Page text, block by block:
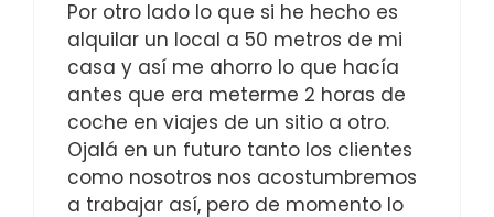
Por otro lado lo que si he hecho es
alquilar un local a 50 metros de mi
casa y así me ahorro lo que hacía
antes que era meterme 2 horas de
coche en viajes de un sitio a otro.
Ojalá en un futuro tanto los clientes
como nosotros nos acostumbremos
a trabajar así, pero de momento lo